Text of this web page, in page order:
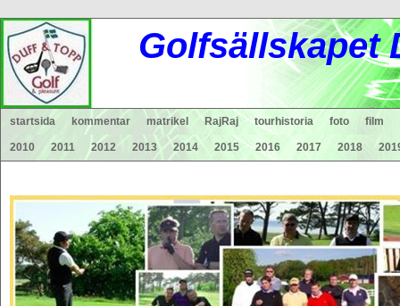
Golfsällskapet
startsida kommentar matrikel RajRaj tourhistoria foto film
2010 2011 2012 2013 2014 2015 2016 2017 2018